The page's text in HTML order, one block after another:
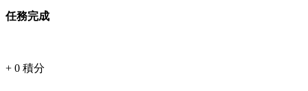
任務完成
+ 0 積分